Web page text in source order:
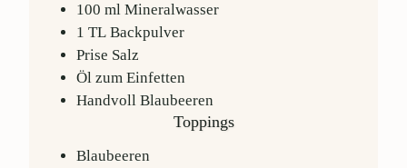
100 ml Mineralwasser
1 TL Backpulver
Prise Salz
Öl zum Einfetten
Handvoll Blaubeeren
Toppings
Blaubeeren